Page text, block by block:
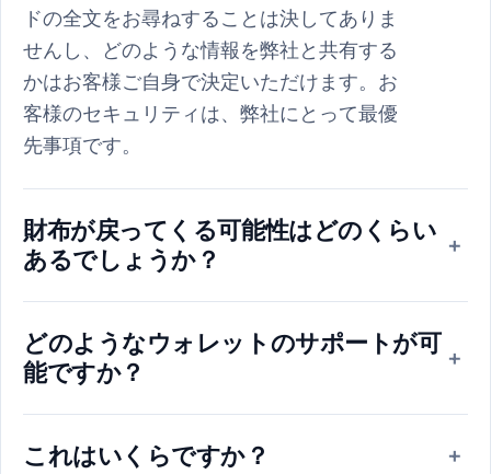
ドの全文をお尋ねすることは決してありま
せんし、どのような情報を弊社と共有する
かはお客様ご自身で決定いただけます。お
客様のセキュリティは、弊社にとって最優
先事項です。
財布が戻ってくる可能性はどのくらい
あるでしょうか？
+
どのようなウォレットのサポートが可
能ですか？
+
これはいくらですか？ +